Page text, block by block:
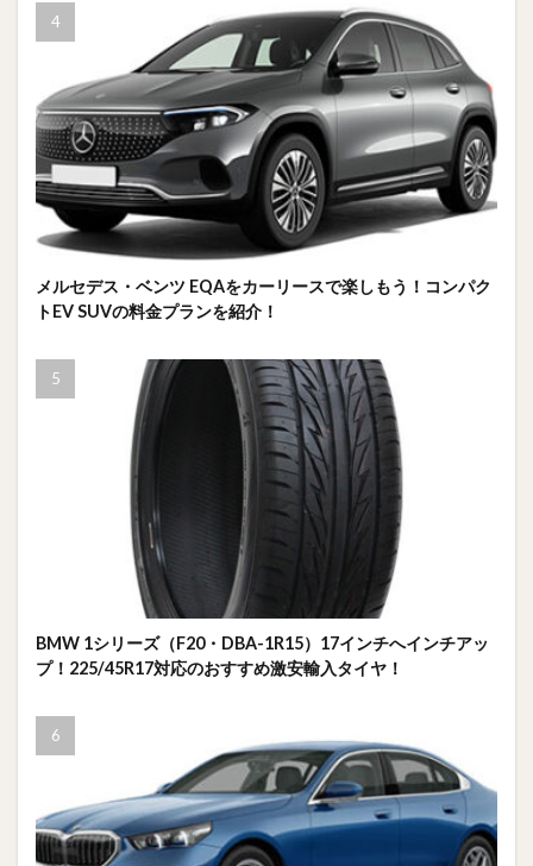
メルセデス・ベンツ EQAをカーリースで楽しもう！コンパク
トEV SUVの料金プランを紹介！
BMW 1シリーズ（F20・DBA-1R15）17インチへインチアッ
プ！225/45R17対応のおすすめ激安輸入タイヤ！